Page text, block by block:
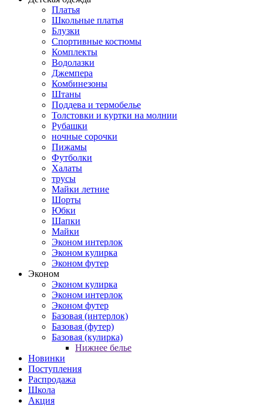
Платья
Школьные платья
Блузки
Спортивные костюмы
Комплекты
Водолазки
Джемпера
Комбинезоны
Штаны
Поддева и термобелье
Толстовки и куртки на молнии
Рубашки
ночные сорочки
Пижамы
Футболки
Халаты
трусы
Майки летние
Шорты
Юбки
Шапки
Майки
Эконом интерлок
Эконом кулирка
Эконом футер
Эконом
Эконом кулирка
Эконом интерлок
Эконом футер
Базовая (интерлок)
Базовая (футер)
Базовая (кулирка)
Нижнее белье
Новинки
Поступления
Распродажа
Школа
Акция